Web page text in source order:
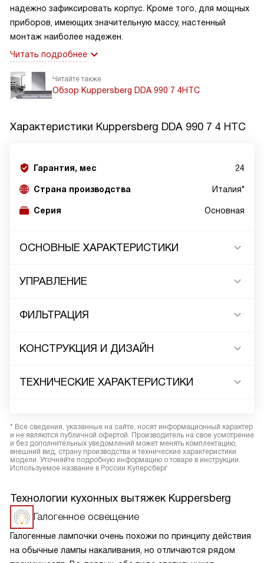
надежно зафиксировать корпус. Кроме того, для мощных
приборов, имеющих значительную массу, настенный
монтаж наиболее надежен.
Читать подробнее
Читайте также
Обзор Kuppersberg DDA 990 7 4HTC
Характеристики Kuppersberg DDA 990 7 4 HTC
Гарантия, мес 24
Страна производства Италия*
Серия Основная
ОСНОВНЫЕ ХАРАКТЕРИСТИКИ
УПРАВЛЕНИЕ
ФИЛЬТРАЦИЯ
КОНСТРУКЦИЯ И ДИЗАЙН
ТЕХНИЧЕСКИЕ ХАРАКТЕРИСТИКИ
* Все сведения, указанные на сайте, носят информационный характер
и не являются публичной офертой. Производитель на свое усмотрение
и без дополнительных уведомлений может менять комплектацию,
внешний вид, страну производства и технические характеристики
модели. Уточняйте подробную информацию о товаре в инструкции.
Используемое название в России Куперсберг
Технологии кухонных вытяжек Kuppersberg
Галогенное освещение
Галогенные лампочки очень похожи по принципу действия
на обычные лампы накаливания, но отличаются рядом